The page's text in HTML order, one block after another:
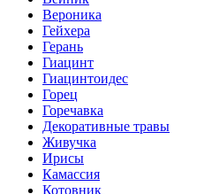
Вероника
Гейхера
Герань
Гиацинт
Гиацинтоидес
Горец
Горечавка
Декоративные травы
Живучка
Ирисы
Камассия
Котовник